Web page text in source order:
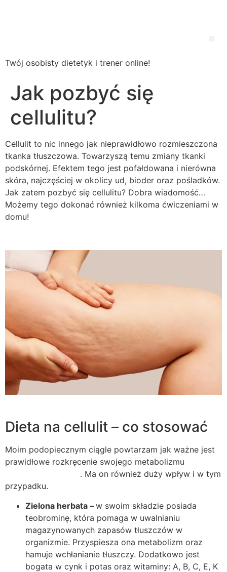
Twój osobisty dietetyk i trener online!
Jak pozbyć się
cellulitu?
Cellulit to nic innego jak nieprawidłowo rozmieszczona
tkanka tłuszczowa. Towarzyszą temu zmiany tkanki
podskórnej. Efektem tego jest pofałdowana i nierówna
skóra, najczęściej w okolicy ud, bioder oraz pośladków.
Jak zatem pozbyć się cellulitu? Dobra wiadomość…
Możemy tego dokonać również kilkoma ćwiczeniami w
domu!
Dieta na cellulit – co stosować
Moim podopiecznym ciągle powtarzam jak ważne jest
prawidłowe rozkręcenie swojego metabolizmu
. Ma on również duży wpływ i w tym
przypadku.
Zielona herbata – w swoim składzie posiada
teobrominę, która pomaga w uwalnianiu
magazynowanych zapasów tłuszczów w
organizmie. Przyspiesza ona metabolizm oraz
hamuje wchłanianie tłuszczy. Dodatkowo jest
bogata w cynk i potas oraz witaminy: A, B, C, E, K